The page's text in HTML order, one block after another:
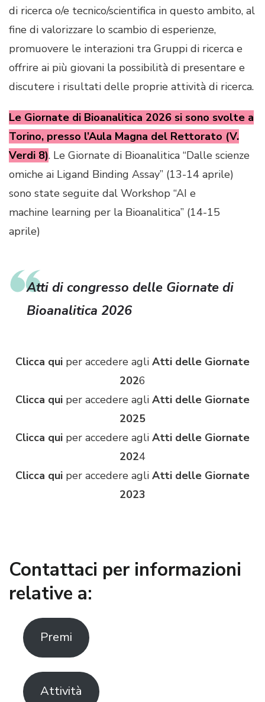
di ricerca o/e tecnico/scientifica in questo ambito, al
fine di valorizzare lo scambio di esperienze,
promuovere le interazioni tra Gruppi di ricerca e
offrire ai più giovani la possibilità di presentare e
discutere i risultati delle proprie attività di ricerca.
Le Giornate di Bioanalitica 2026 si sono svolte a
Torino, presso l’Aula Magna del Rettorato (V.
Verdi 8). Le Giornate di Bioanalitica “Dalle scienze
omiche ai Ligand Binding Assay” (13-14 aprile)
sono state seguite dal Workshop “AI e
machine learning per la Bioanalitica” (14-15
aprile)
Atti di congresso delle Giornate di
Bioanalitica 2026
Clicca qui per accedere agli Atti delle Giornate
2026
Clicca qui per accedere agli Atti delle Giornate
2025
Clicca qui per accedere agli Atti delle Giornate
2024
Clicca qui per accedere agli Atti delle Giornate
2023
Contattaci per informazioni
relative a:
Premi
Attività